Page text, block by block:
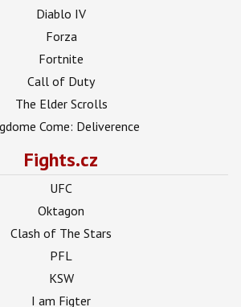
Diablo IV
Forza
Fortnite
Call of Duty
The Elder Scrolls
Come: Deliverence
Fights.cz
UFC
Oktagon
Clash of The Stars
PFL
KSW
I am Figter